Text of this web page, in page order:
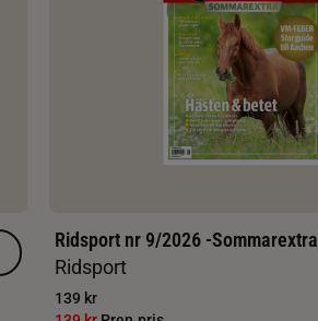
Ridsport nr 9/2026 -Sommarextra
Ridsport
139 kr